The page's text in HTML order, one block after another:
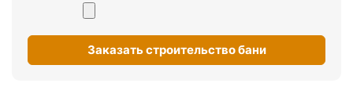
Заказать строительство бани